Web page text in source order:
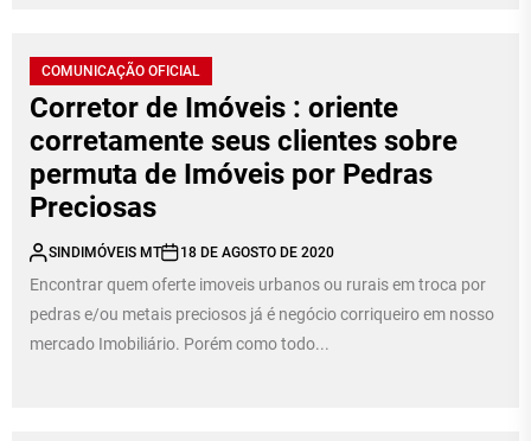
COMUNICAÇÃO OFICIAL
Corretor de Imóveis : oriente
corretamente seus clientes sobre
permuta de Imóveis por Pedras
Preciosas
SINDIMÓVEIS MT 18 DE AGOSTO DE 2020
Encontrar quem oferte imoveis urbanos ou rurais em troca por
pedras e/ou metais preciosos já é negócio corriqueiro em nosso
mercado Imobiliário. Porém como todo...